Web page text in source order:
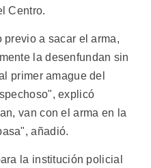
Centro.
a sacar el arma,
la desenfundan sin
primer amague del
explicó
van con el arma en la
añadió.
la institución policial